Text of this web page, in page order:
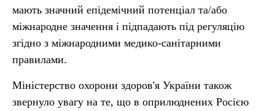
мають значний епідемічний потенціал та/або
міжнародне значення і підпадають під регуляцію
згідно з міжнародними медико-санітарними
правилами.
Міністерство охорони здоров'я України також
звернуло увагу на те, що в оприлюднених Росією